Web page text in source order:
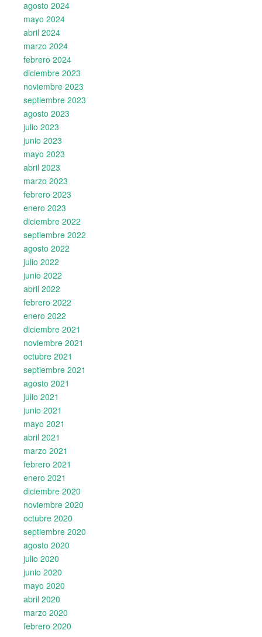
agosto 2024
mayo 2024
abril 2024
marzo 2024
febrero 2024
diciembre 2023
noviembre 2023
septiembre 2023
agosto 2023
julio 2023
junio 2023
mayo 2023
abril 2023
marzo 2023
febrero 2023
enero 2023
diciembre 2022
septiembre 2022
agosto 2022
julio 2022
junio 2022
abril 2022
febrero 2022
enero 2022
diciembre 2021
noviembre 2021
octubre 2021
septiembre 2021
agosto 2021
julio 2021
junio 2021
mayo 2021
abril 2021
marzo 2021
febrero 2021
enero 2021
diciembre 2020
noviembre 2020
octubre 2020
septiembre 2020
agosto 2020
julio 2020
junio 2020
mayo 2020
abril 2020
marzo 2020
febrero 2020